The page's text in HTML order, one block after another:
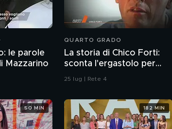
le parole
Mazzarino
QUARTO GRADO
La storia di Chico Forti:
sconta l'ergastolo per
omicidio
25 lug | Rete 4
50 MIN 182 MIN